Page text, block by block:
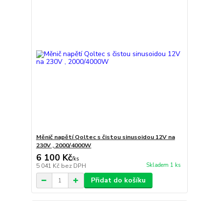
Měnič napětí Qoltec s čistou sinusoidou 12V na
230V , 2000/4000W
6 100 Kč/ks
5 041 Kč bez DPH Skladem 1 ks
Přidat do košíku